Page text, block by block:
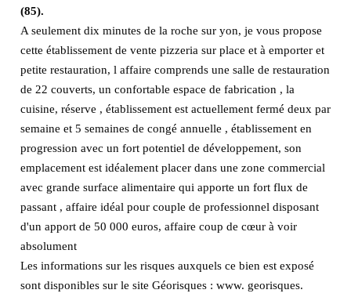
(85).
A seulement dix minutes de la roche sur yon, je vous propose
cette établissement de vente pizzeria sur place et à emporter et
petite restauration, l affaire comprends une salle de restauration
de 22 couverts, un confortable espace de fabrication , la
cuisine, réserve , établissement est actuellement fermé deux par
semaine et 5 semaines de congé annuelle , établissement en
progression avec un fort potentiel de développement, son
emplacement est idéalement placer dans une zone commercial
avec grande surface alimentaire qui apporte un fort flux de
passant , affaire idéal pour couple de professionnel disposant
d'un apport de 50 000 euros, affaire coup de cœur à voir
absolument
Les informations sur les risques auxquels ce bien est exposé
sont disponibles sur le site Géorisques : www. georisques.